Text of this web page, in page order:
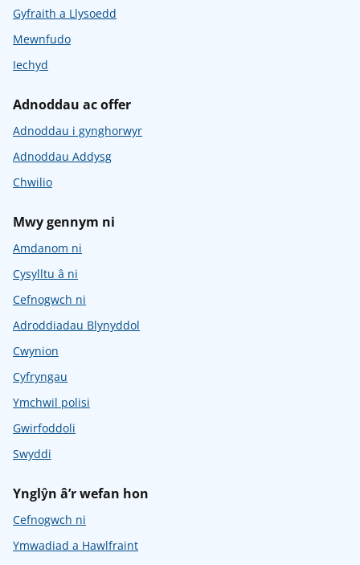
Gyfraith a Llysoedd
Mewnfudo
Iechyd
Adnoddau ac offer
Adnoddau i gynghorwyr
Adnoddau Addysg
Chwilio
Mwy gennym ni
Amdanom ni
Cysylltu â ni
Cefnogwch ni
Adroddiadau Blynyddol
Cwynion
Cyfryngau
Ymchwil polisi
Gwirfoddoli
Swyddi
Ynglŷn â’r wefan hon
Cefnogwch ni
Ymwadiad a Hawlfraint